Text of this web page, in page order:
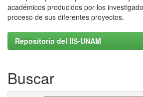
académicos producidos por los
proceso de sus diferentes proyectos.
Repositorio del IIS-UNAM
Buscar